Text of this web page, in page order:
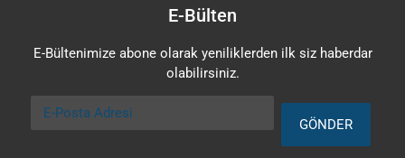
E-Bülten
E-Bültenimize abone olarak yeniliklerden ilk siz haberdar
olabilirsiniz.
E-Posta Adresi
GÖNDER